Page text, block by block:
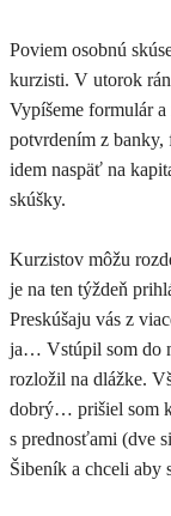
Poviem osobnú
kurzisti. V utorok
Vypíšeme formulár
potvrdením z banky,
idem naspäť na
skúšky.
Kurzistov môžu
je na ten týždeň
Preskúšaju vás z
ja… Vstúpil som do
rozložil na dlážke.
dobrý… prišiel som
s prednosťami (dve
Šibeník a chceli aby